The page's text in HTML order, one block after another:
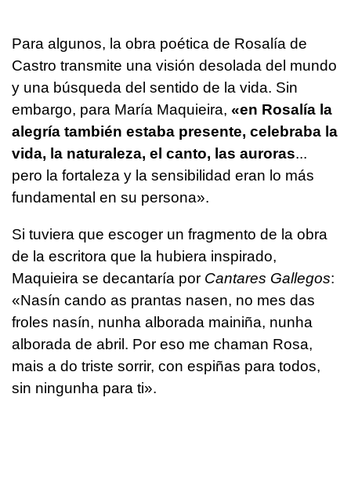
Para algunos, la obra poética de Rosalía de
Castro transmite una visión desolada del mundo
y una búsqueda del sentido de la vida. Sin
embargo, para María Maquieira, «en Rosalía la
alegría también estaba presente, celebraba la
vida, la naturaleza, el canto, las auroras...
pero la fortaleza y la sensibilidad eran lo más
fundamental en su persona».
Si tuviera que escoger un fragmento de la obra
de la escritora que la hubiera inspirado,
Maquieira se decantaría por Cantares Gallegos:
«Nasín cando as prantas nasen, no mes das
froles nasín, nunha alborada mainiña, nunha
alborada de abril. Por eso me chaman Rosa,
mais a do triste sorrir, con espiñas para todos,
sin ningunha para ti».